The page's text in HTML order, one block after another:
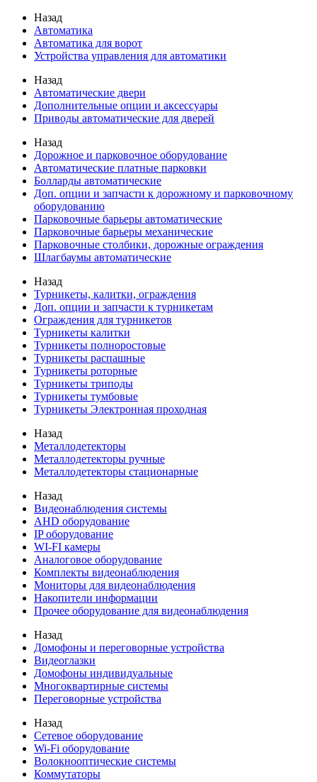
Назад
Автоматика
Автоматика для ворот
Устройства управления для автоматики
Назад
Автоматические двери
Дополнительные опции и аксессуары
Приводы автоматические для дверей
Назад
Дорожное и парковочное оборудование
Автоматические платные парковки
Болларды автоматические
Доп. опции и запчасти к дорожному и парковочному
оборудованию
Парковочные барьеры автоматические
Парковочные барьеры механические
Парковочные столбики, дорожные ограждения
Шлагбаумы автоматические
Назад
Турникеты, калитки, ограждения
Доп. опции и запчасти к турникетам
Ограждения для турникетов
Турникеты калитки
Турникеты полноростовые
Турникеты распашные
Турникеты роторные
Турникеты триподы
Турникеты тумбовые
Турникеты Электронная проходная
Назад
Металлодетекторы
Металлодетекторы ручные
Металлодетекторы стационарные
Назад
Видеонаблюдения cистемы
AHD оборудование
IP оборудование
WI-FI камеры
Аналоговое оборудование
Комплекты видеонаблюдения
Мониторы для видеонаблюдения
Накопители информации
Прочее оборудование для видеонаблюдения
Назад
Домофоны и переговорные устройства
Видеоглазки
Домофоны индивидуальные
Многоквартирные системы
Переговорные устройства
Назад
Сетевое оборудование
Wi-Fi оборудование
Волокнооптические системы
Коммутаторы